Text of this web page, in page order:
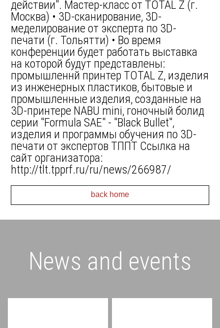
действии". Мастер-класс от TOTAL Z (г.
Москва) • 3D-сканирование, 3D-
меделирование от эксперта по 3D-
печати (г. Тольятти) • Во время
конференции будет работать выставка
на которой будут представлены:
промышленнй принтер TOTAL Z, изделия
из инженерных пластиков, бытовые и
промышленные изделия, созданные на
3D-принтере NABU mini, гоночный болид
серии "Formula SAE" - "Black Bullet",
изделия и программы обучения по 3D-
печати от экспертов ТППТ Ссылка на
сайт организатора:
http://tlt.tpprf.ru/ru/news/266987/
back home
News and events